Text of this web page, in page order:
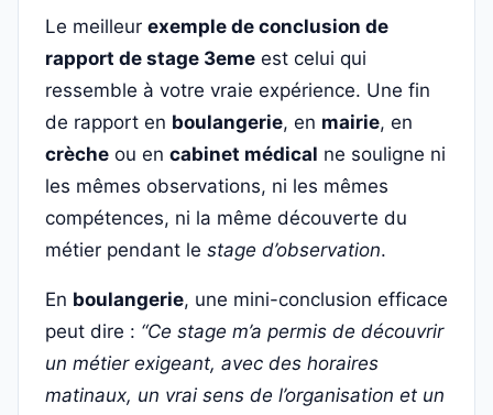
Le meilleur exemple de conclusion de
rapport de stage 3eme est celui qui
ressemble à votre vraie expérience. Une fin
de rapport en boulangerie, en mairie, en
crèche ou en cabinet médical ne souligne ni
les mêmes observations, ni les mêmes
compétences, ni la même découverte du
métier pendant le stage d’observation.
En boulangerie, une mini-conclusion efficace
peut dire : “Ce stage m’a permis de découvrir
un métier exigeant, avec des horaires
matinaux, un vrai sens de l’organisation et un